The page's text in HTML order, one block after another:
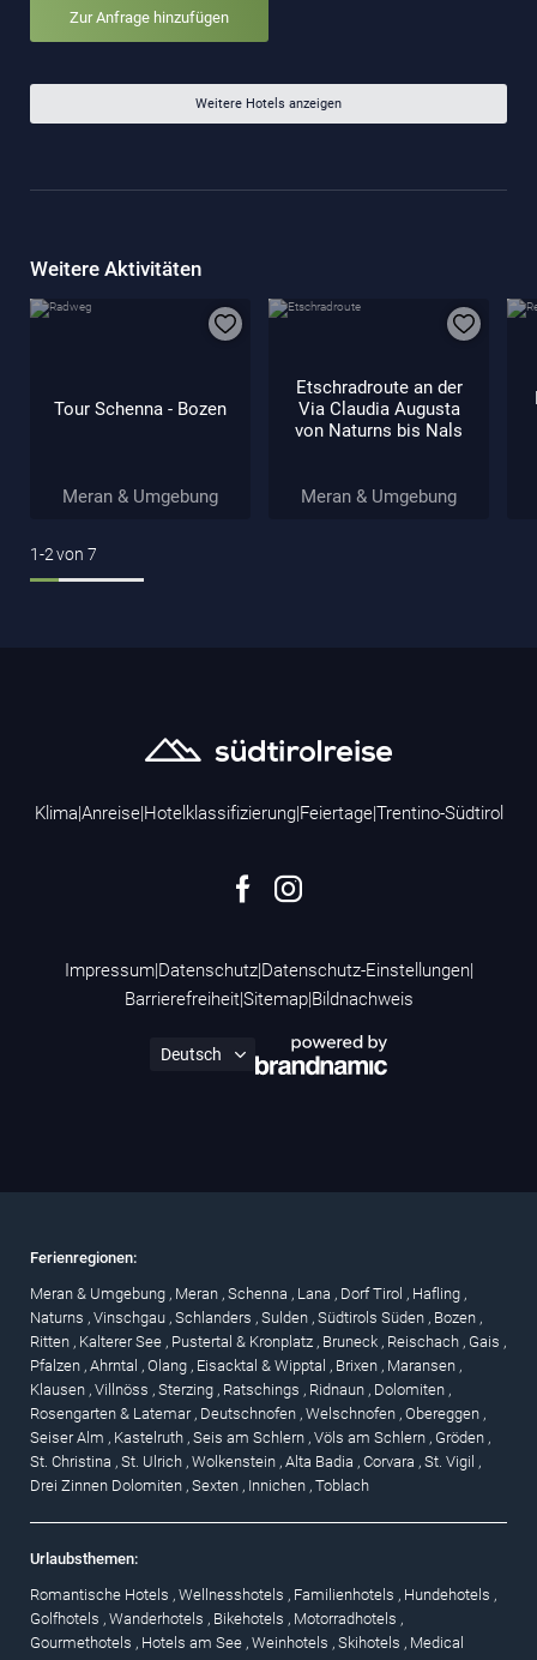
Zur Anfrage hinzufügen
Weitere Hotels anzeigen
Weitere Aktivitäten
Tour Schenna - Bozen
Meran & Umgebung
Etschradroute an der
Via Claudia Augusta
von Naturns bis Nals
Meran & Umgebung
1-2von 7
Klima|Anreise|Hotelklassifizierung|Feiertage|Trentino-Südtirol
Impressum|Datenschutz|Datenschutz-Einstellungen|
Barrierefreiheit|Sitemap|Bildnachweis
Ferienregionen:
Meran & Umgebung , Meran , Schenna , Lana , Dorf Tirol , Hafling ,
Naturns , Vinschgau , Schlanders , Sulden , Südtirols Süden , Bozen ,
Ritten , Kalterer See , Pustertal & Kronplatz , Bruneck , Reischach , Gais ,
Pfalzen , Ahrntal , Olang , Eisacktal & Wipptal , Brixen , Maransen ,
Klausen , Villnöss , Sterzing , Ratschings , Ridnaun , Dolomiten ,
Rosengarten & Latemar , Deutschnofen , Welschnofen , Obereggen ,
Seiser Alm , Kastelruth , Seis am Schlern , Völs am Schlern , Gröden ,
St. Christina , St. Ulrich , Wolkenstein , Alta Badia , Corvara , St. Vigil ,
Drei Zinnen Dolomiten , Sexten , Innichen , Toblach
Urlaubsthemen:
Romantische Hotels , Wellnesshotels , Familienhotels , Hundehotels ,
Golfhotels , Wanderhotels , Bikehotels , Motorradhotels ,
Gourmethotels , Hotels am See , Weinhotels , Skihotels , Medical